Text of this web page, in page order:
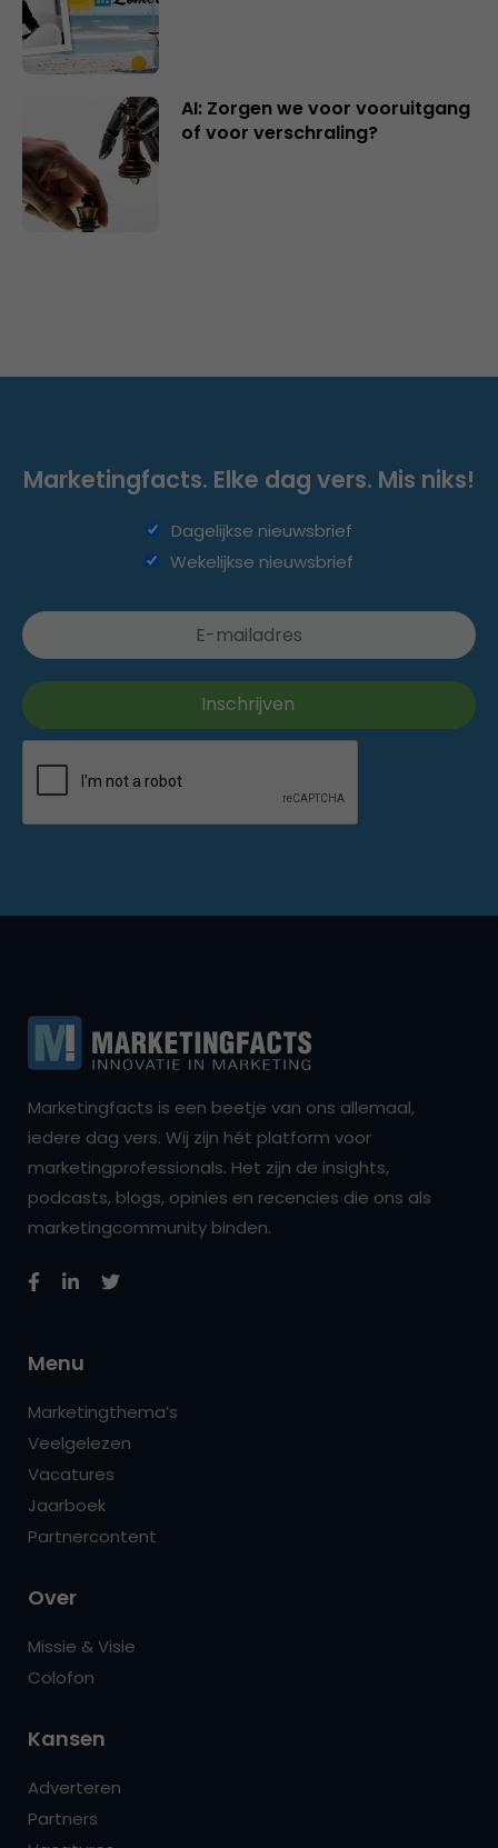
AI: Zorgen we voor vooruitgang
of voor verschraling?
Marketingfacts. Elke dag vers. Mis niks!
Dagelijkse nieuwsbrief
Wekelijkse nieuwsbrief
Marketingfacts is een beetje van ons allemaal,
iedere dag vers. Wij zijn hét platform voor
marketingprofessionals. Het zijn de insights,
podcasts, blogs, opinies en recencies die ons als
marketingcommunity binden.
Menu
Marketingthema’s
Veelgelezen
Vacatures
Jaarboek
Partnercontent
Over
Missie & Visie
Colofon
Kansen
Adverteren
Partners